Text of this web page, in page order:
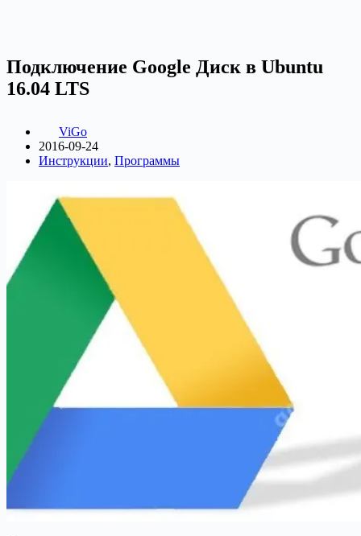
Подключение Google Диск в Ubuntu
16.04 LTS
ViGo
2016-09-24
Инструкции, Программы